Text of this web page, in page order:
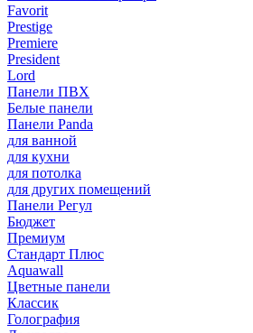
Favorit
Prestige
Premiere
President
Lord
Панели ПВХ
Белые панели
Панели Panda
для ванной
для кухни
для потолка
для других помещений
Панели Регул
Бюджет
Премиум
Стандарт Плюс
Aquawall
Цветные панели
Классик
Голография